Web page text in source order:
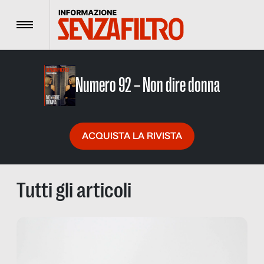
Menu
Numero 92 – Non dire donna
ACQUISTA LA RIVISTA
Tutti gli articoli